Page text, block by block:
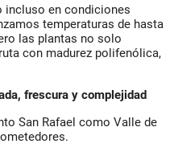
incluso en condiciones
temperaturas de hasta
las plantas no solo
con madurez polifenólica,
frescura y complejidad
San Rafael como Valle de